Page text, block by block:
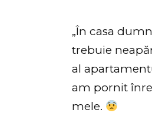
„În casa
trebuie
al
am pornit
mele.